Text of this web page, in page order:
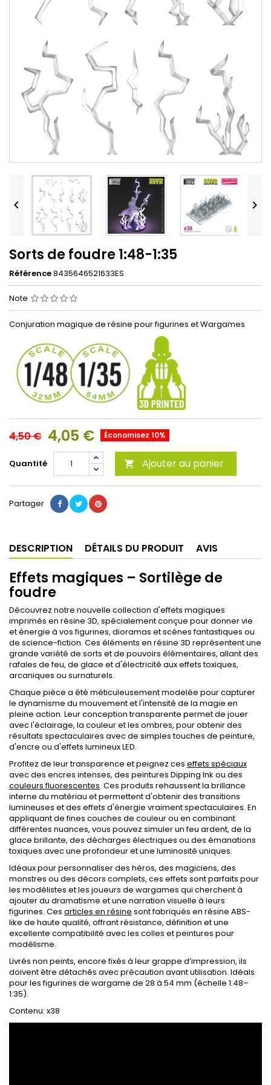
 
Sorts de foudre 1:48-1:35
Référence8435646521633ES
Note
Conjuration magique de résine pour figurines et Wargames
4,50 € 4,05 € Économisez 10%
Quantité  Ajouter au panier
Partager
DESCRIPTION DÉTAILS DU PRODUIT AVIS
Effets magiques – Sortilège de
foudre
Découvrez notre nouvelle collection d'effets magiques
imprimés en résine 3D, spécialement conçue pour donner vie
et énergie à vos figurines, dioramas et scènes fantastiques ou
de science-fiction. Ces éléments en résine 3D représentent une
grande variété de sorts et de pouvoirs élémentaires, allant des
rafales de feu, de glace et d'électricité aux effets toxiques,
arcaniques ou surnaturels.
Chaque pièce a été méticuleusement modelée pour capturer
le dynamisme du mouvement et l'intensité de la magie en
pleine action. Leur conception transparente permet de jouer
avec l'éclairage, la couleur et les ombres, pour obtenir des
résultats spectaculaires avec de simples touches de peinture,
d'encre ou d'effets lumineux LED.
Profitez de leur transparence et peignez ces effets spéciaux
avec des encres intenses, des peintures Dipping Ink ou des
couleurs fluorescentes. Ces produits rehaussent la brillance
interne du matériau et permettent d'obtenir des transitions
lumineuses et des effets d'énergie vraiment spectaculaires. En
appliquant de fines couches de couleur ou en combinant
différentes nuances, vous pouvez simuler un feu ardent, de la
glace brillante, des décharges électriques ou des émanations
toxiques avec une profondeur et une luminosité uniques.
Idéaux pour personnaliser des héros, des magiciens, des
monstres ou des décors complets, ces effets sont parfaits pour
les modélistes et les joueurs de wargames qui cherchent à
ajouter du dramatisme et une narration visuelle à leurs
figurines. Ces articles en résine sont fabriqués en résine ABS-
like de haute qualité, offrant résistance, définition et une
excellente compatibilité avec les colles et peintures pour
modélisme.
Livrés non peints, encore fixés à leur grappe d’impression, ils
doivent être détachés avec précaution avant utilisation. Idéals
pour les figurines de wargame de 28 à 54 mm (échelle 1:48–
1:35).
Contenu: x38